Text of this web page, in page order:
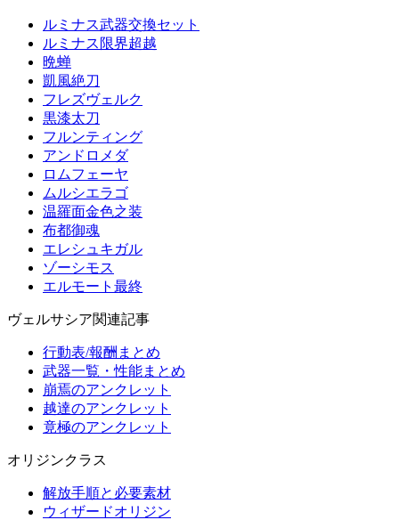
ルミナス武器交換セット
ルミナス限界超越
晩蝉
凱風絶刀
フレズヴェルク
黒漆太刀
フルンティング
アンドロメダ
ロムフェーヤ
ムルシエラゴ
温羅面金色之装
布都御魂
エレシュキガル
ゾーシモス
エルモート最終
ヴェルサシア関連記事
行動表/報酬まとめ
武器一覧・性能まとめ
崩焉のアンクレット
越達のアンクレット
竟極のアンクレット
オリジンクラス
解放手順と必要素材
ウィザードオリジン